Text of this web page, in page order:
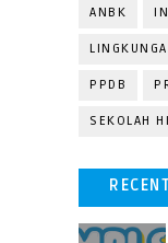
ANBK
PPDB
SEKOLAH